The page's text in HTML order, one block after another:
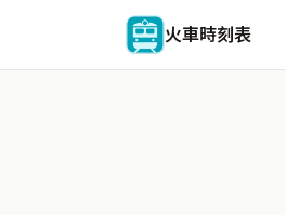
火車時刻表